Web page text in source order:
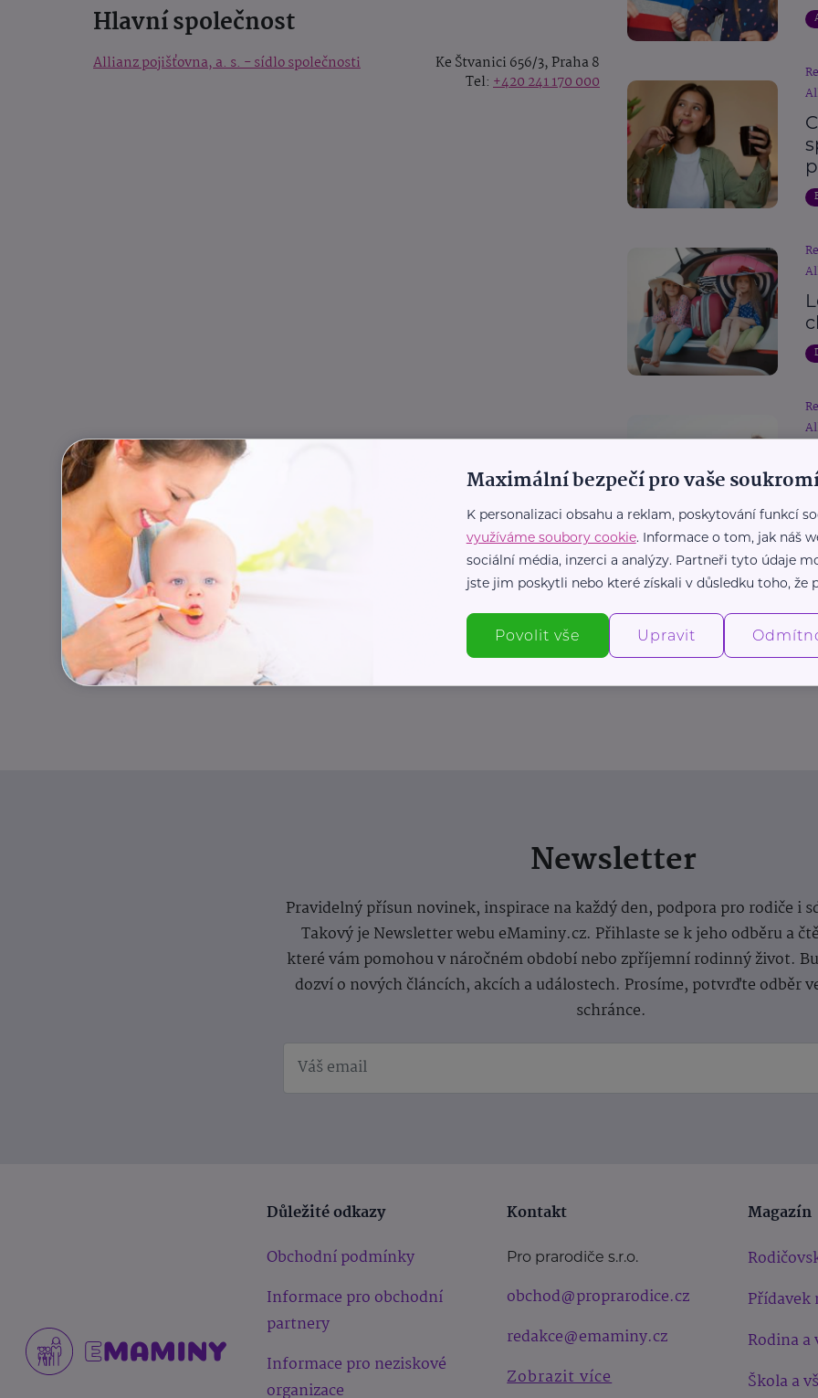
Hlavní společnost
Allianz pojišťovna, a. s. - sídlo společnosti
Ke Štvanici 656/3, Praha 8
Tel: +420 241 170 000
Newsletter
Pravidelný přísun novinek, inspirace na každý den, podpora pro rodiče i
Takový je Newsletter webu eMaminy.cz. Přihlaste se k jeho odběru a
které vám pomohou v náročném období nebo zpříjemní rodinný život.
dozví o nových článcích, akcích a událostech. Prosíme, potvrďte odběr
schránce.
Důležité odkazy
Obchodní podmínky
Informace pro obchodní
partnery
Informace pro neziskové
organizace
Kontakt
Pro prarodiče s.r.o.
obchod@proprarodice.cz
redakce@emaminy.cz
Zobrazit více
Magazín
Přídavek
Rodina a
Škola a
Maximální bezpečí pro vaše
K personalizaci obsahu a reklam, poskytování funkcí
využíváme soubory cookie. Informace o tom, jak náš
sociální média, inzerci a analýzy. Partneři tyto údaje
jste jim poskytli nebo které získali v důsledku toho, že
Povolit vše Upravit